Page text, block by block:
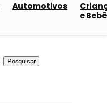
Automotivos
e
Pesquisar